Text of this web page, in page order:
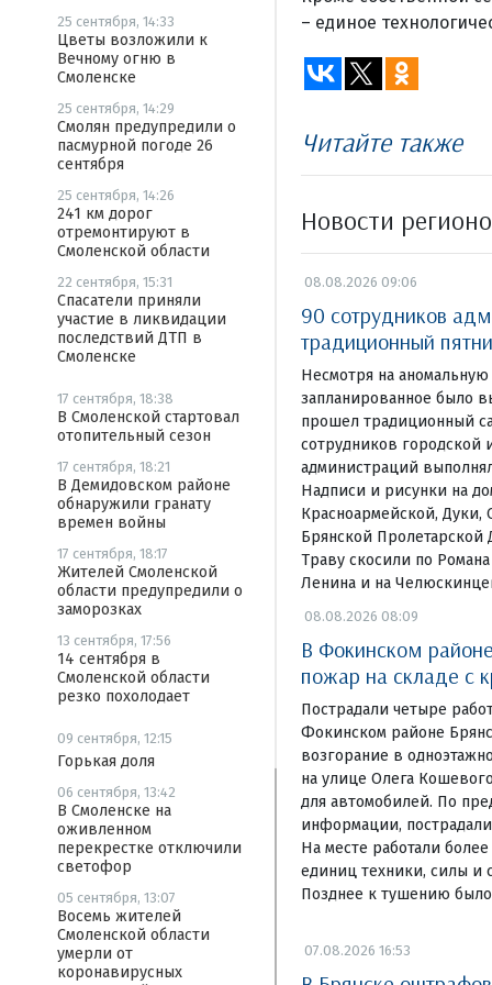
25 сентября, 14:33
Цветы возложили к
Вечному огню в
Смоленске
25 сентября, 14:29
Смолян предупредили о
пасмурной погоде 26
сентября
25 сентября, 14:26
241 км дорог
отремонтируют в
Смоленской области
22 сентября, 15:31
Спасатели приняли
участие в ликвидации
последствий ДТП в
Смоленске
17 сентября, 18:38
В Смоленской стартовал
отопительный сезон
17 сентября, 18:21
В Демидовском районе
обнаружили гранату
времен войны
17 сентября, 18:17
Жителей Смоленской
области предупредили о
заморозках
13 сентября, 17:56
14 сентября в
Смоленской области
резко похолодает
09 сентября, 12:15
Горькая доля
06 сентября, 13:42
В Смоленске на
оживленном
перекрестке отключили
светофор
05 сентября, 13:07
Восемь жителей
Смоленской области
умерли от
коронавирусных
– единое
Читайте также
Новости
08.08.2026 09:06
90 сотрудников
традиционный
Несмотря на
запланированное было
прошел традиционный
сотрудников городской
администраций
Надписи и рисунки на
Красноармейской, Дуки,
Брянской
Траву скосили по
Ленина и на
08.08.2026 08:09
В Фокинском
пожар на складе с
Пострадали четыре
Фокинском районе
возгорание в
на улице Олега
для автомобилей. По
информации,
На месте работали
единиц техники, силы и
Позднее к тушению
07.08.2026 16:53